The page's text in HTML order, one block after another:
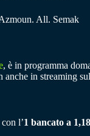
All. Semak
, è in programma
in streaming
l’1 bancato a 1,18